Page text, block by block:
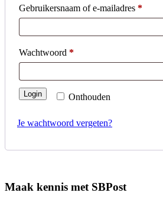
Gebruikersnaam of e-mailadres *Vereist
Wachtwoord *Vereist
Onthouden
Login
Je wachtwoord vergeten?
Maak kennis met SBPost